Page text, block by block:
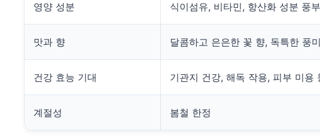
영양 성분 식이섬유, 비타민, 항산화 성분 풍부
맛과 향 달콤하고 은은한 꽃 향, 독특한 풍미
건강 효능 기대 기관지 건강, 해독 작용, 피부 미용
계절성 봄철 한정